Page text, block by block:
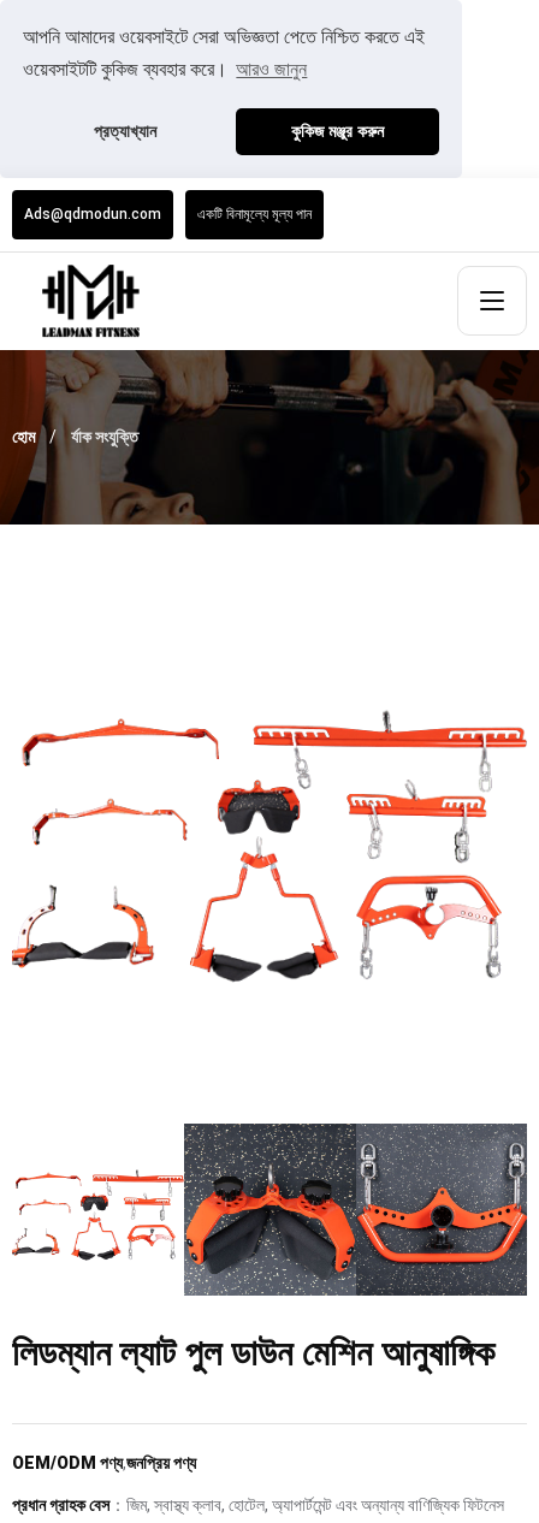
আপনি আমাদের ওয়েবসাইটে সেরা অভিজ্ঞতা পেতে নিশ্চিত করতে এই
ওয়েবসাইটটি কুকিজ ব্যবহার করে।
আরও জানুন
প্রত্যাখ্যান কুকিজ মঞ্জুর করুন
Ads@qdmodun.com একটি বিনামূল্যে মূল্য পান
হোম র্যাক সংযুক্তি
লিডম্যান ল্যাট পুল ডাউন মেশিন আনুষাঙ্গিক
OEM/ODM পণ্য,জনপ্রিয় পণ্য
প্রধান গ্রাহক বেস：জিম, স্বাস্থ্য ক্লাব, হোটেল, অ্যাপার্টমেন্ট এবং অন্যান্য বাণিজ্যিক ফিটনেস